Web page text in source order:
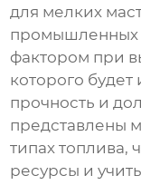
для мелких
промышленных
фактором при
которого будет
прочность и
представлены
типах топлива,
ресурсы и